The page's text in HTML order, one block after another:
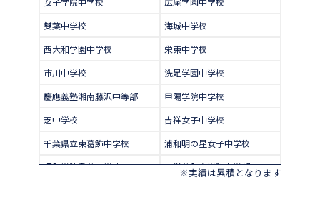
雙葉中学校
海城中学校
西大和学園中学校
栄東中学校
市川中学校
洗足学園中学校
慶應義塾湘南藤沢中等部
甲陽学院中学校
芝中学校
吉祥女子中学校
千葉県立東葛飾中学校
浦和明の星女子中学校
昭和学院秀英中学校
東洋英和女学院中学部
※実績は累積となります